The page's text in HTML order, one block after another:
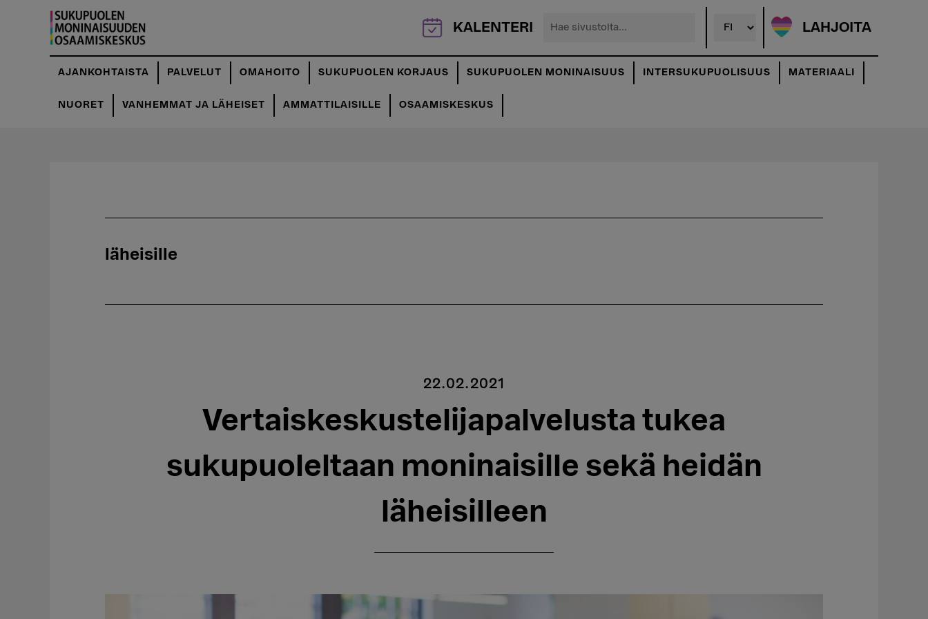
pääsisältöön
LAHJOITA
Hae
KALENTERI
AJANKOHTAISTA PALVELUT OMAHOITO SUKUPUOLEN KORJAUS SUKUPUOLEN MONINAISUUS INTERSUKUPUOLISUUS MATERIAALI
NUORET VANHEMMAT JA LÄHEISET AMMATTILAISILLE OSAAMISKESKUS
läheisille
22.02.2021
Vertaiskeskustelijapalvelusta tukea
sukupuoleltaan moninaisille sekä heidän
läheisilleen